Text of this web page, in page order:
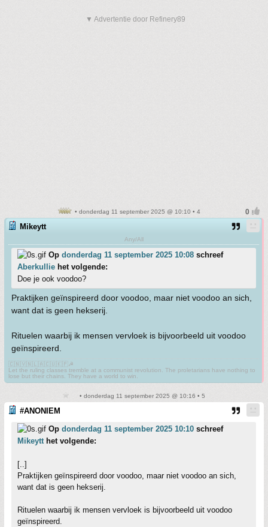
▼ Advertentie door Refinery89
• donderdag 11 september 2025 @ 10:10 • 4
Mikeytt
Any/All
Op donderdag 11 september 2025 10:08 schreef
Aberkullie het volgende:
Doe je ook voodoo?
Praktijken geïnspireerd door voodoo, maar niet voodoo an sich,
want dat is geen hekserij.
Rituelen waarbij ik mensen vervloek is bijvoorbeeld uit voodoo
geïnspireerd.
🇨🇳🇻🇳🇱🇦🇨🇺🇰🇵☭
Let the ruling classes tremble at a communist revolution. The proletarians have nothing to
lose but their chains. They have a world to win.
• donderdag 11 september 2025 @ 10:16 • 5
#ANONIEM
Op donderdag 11 september 2025 10:10 schreef
Mikeytthet volgende:
[..]
Praktijken geïnspireerd door voodoo, maar niet voodoo an sich,
want dat is geen hekserij.
Rituelen waarbij ik mensen vervloek is bijvoorbeeld uit voodoo
geïnspireerd.